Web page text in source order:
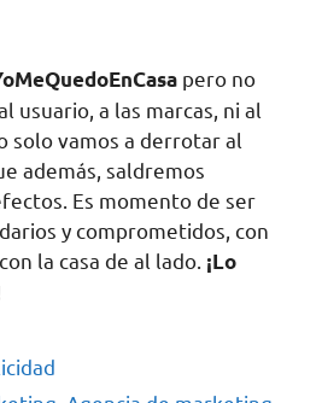
pero no
usuario, a las marcas, ni al
solo vamos a derrotar al
además, saldremos
Es momento de ser
y comprometidos, con
la casa de al lado. ¡Lo